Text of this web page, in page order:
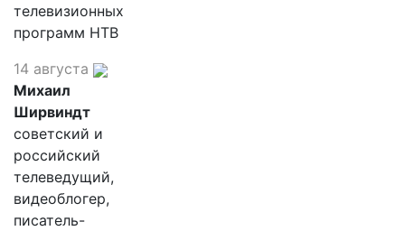
телевизионных
программ НТВ
14 августа
Михаил
Ширвиндт
советский и
российский
телеведущий,
видеоблогер,
писатель-